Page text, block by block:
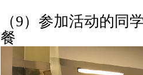
（9）参加活动的同
餐